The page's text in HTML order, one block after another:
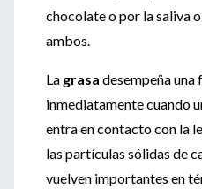
chocolate o por la saliva
ambos.
La grasa desempeña una
inmediatamente cuando
entra en contacto con la
las partículas sólidas de
vuelven importantes en